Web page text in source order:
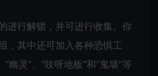
进行解锁，并可进行收集。你
，其中还可加入各种恐惧工
幽灵”、“吱呀地板”和“鬼墙”等